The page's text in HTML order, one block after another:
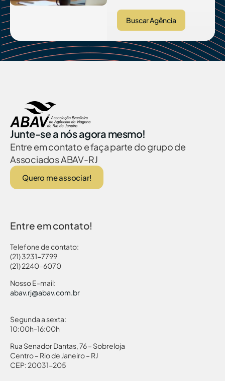
Buscar Agência
Junte-se a nós agora mesmo!
Entre em contato e faça parte do grupo de
Associados ABAV-RJ
Quero me associar!
Entre em contato!
Telefone de contato:
(21) 3231-7799
(21) 2240-6070
Nosso E-mail:
abav.rj@abav.com.br
Segunda a sexta:
10:00h-16:00h
Rua Senador Dantas, 76 – Sobreloja
Centro – Rio de Janeiro – RJ
CEP: 20031-205